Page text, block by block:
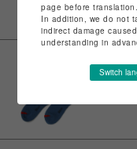
RADIO
NEW
page before translation.
In addition, we do not
indirect damage
understanding in
Switch